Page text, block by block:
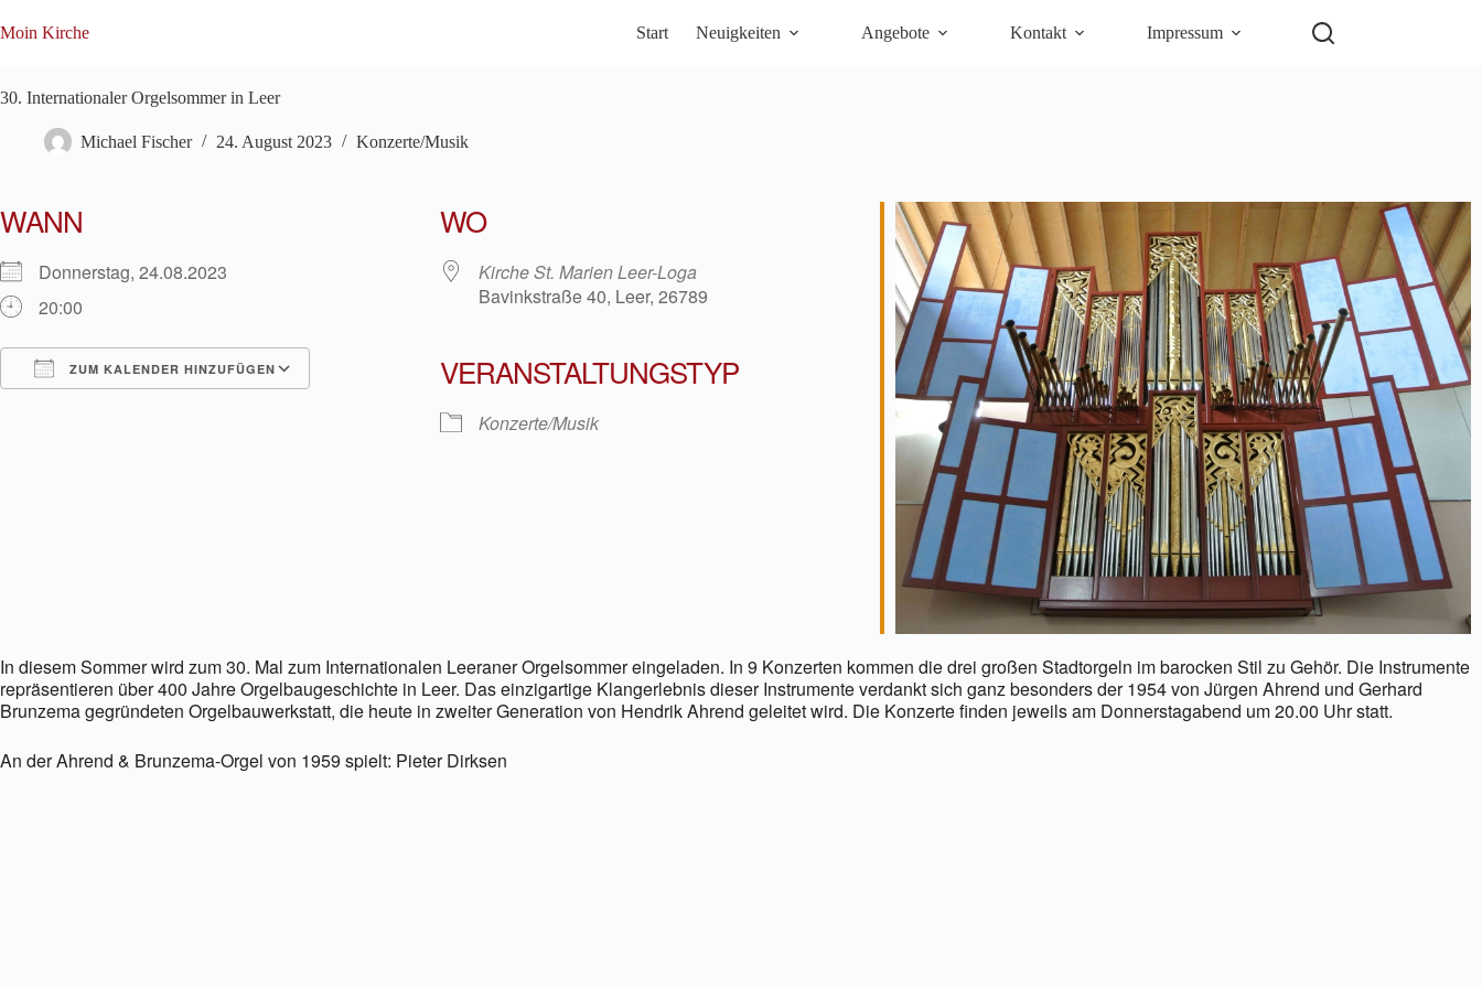
Inhalt
Moin Kirche Start Neuigkeiten Angebote Kontakt Impressum
30. Internationaler Orgelsommer in Leer
Michael Fischer 24. August 2023 Konzerte/Musik
WANN
Donnerstag, 24.08.2023
20:00
ZUM KALENDER HINZUFÜGEN
Google Kalender Office 365 Outlook Live
WO
Kirche St. Marien Leer-Loga
Bavinkstraße 40, Leer, 26789
VERANSTALTUNGSTYP
Konzerte/Musik
In diesem Sommer wird zum 30. Mal zum Internationalen Leeraner Orgelsommer eingeladen. In 9 Konzerten kommen die drei großen Stadtorgeln im barocken Stil zu Gehör. Die Instrumente
repräsentieren über 400 Jahre Orgelbaugeschichte in Leer. Das einzigartige Klangerlebnis dieser Instrumente verdankt sich ganz besonders der 1954 von Jürgen Ahrend und Gerhard
Brunzema gegründeten Orgelbauwerkstatt, die heute in zweiter Generation von Hendrik Ahrend geleitet wird. Die Konzerte finden jeweils am Donnerstagabend um 20.00 Uhr statt.
An der Ahrend & Brunzema-Orgel von 1959 spielt: Pieter Dirksen